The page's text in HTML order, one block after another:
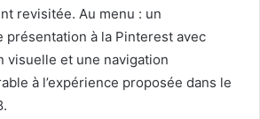
revisitée. Au menu : un
présentation à la Pinterest avec
visuelle et une navigation
à l’expérience proposée dans le